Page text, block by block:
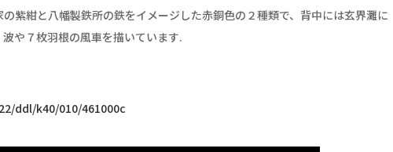
紫紺と八幡製鉄所の鉄をイメージした赤銅色の２種類で、背中には玄界灘に
や７枚羽根の風車を描いています.
ddl/k40/010/461000c